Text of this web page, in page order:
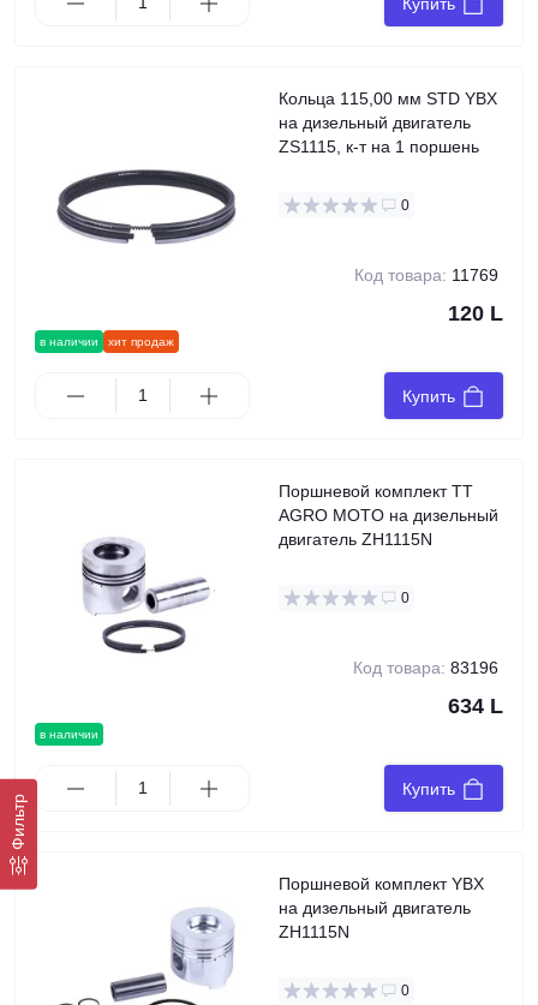
Фильтр
в наличии хит продаж
Кольца 115,00 мм STD YBX
на дизельный двигатель
ZS1115, к-т на 1 поршень
0
Код товара: 11769
120 L
Купить
в наличии
Поршневой комплект TT
AGRO MOTO на дизельный
двигатель ZH1115N
0
Код товара: 83196
634 L
Купить
Поршневой комплект YBX
на дизельный двигатель
ZH1115N
0